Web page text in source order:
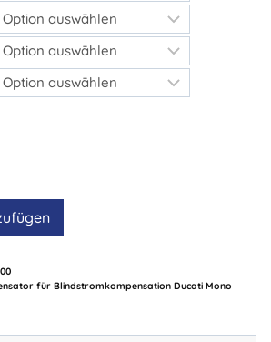
für Blindstromkompensation Ducati Mono